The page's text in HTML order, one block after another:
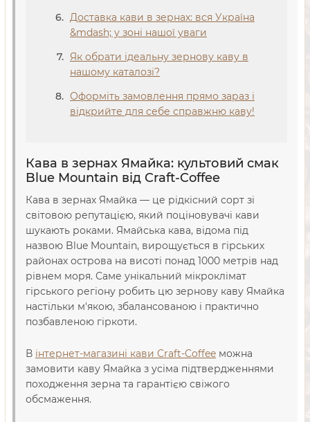
Доставка кави в зернах: вся Україна
&mdash; у зоні нашої уваги
Як обрати ідеальну зернову каву в
нашому каталозі?
Оформіть замовлення прямо зараз і
відкрийте для себе справжню каву!
Кава в зернах Ямайка: культовий смак
Blue Mountain від Craft-Coffee
Кава в зернах Ямайка — це рідкісний сорт зі
світовою репутацією, який поціновувачі кави
шукають роками. Ямайська кава, відома під
назвою Blue Mountain, вирощується в гірських
районах острова на висоті понад 1000 метрів над
рівнем моря. Саме унікальний мікроклімат
гірського регіону робить цю зернову каву Ямайка
настільки м'якою, збалансованою і практично
позбавленою гіркоти.
В інтернет-магазині кави Craft-Coffee можна
замовити каву Ямайка з усіма підтвердженнями
походження зерна та гарантією свіжого
обсмаження.